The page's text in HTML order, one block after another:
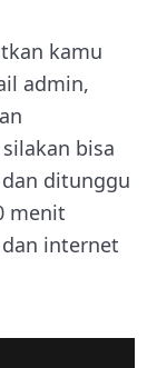
kamu
admin,
bisa
ditunggu
menit
internet